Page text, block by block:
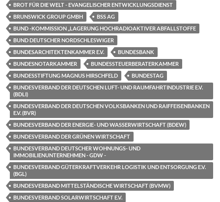
BROT FÜR DIE WELT - EVANGELISCHER ENTWICKLUNGSDIENST
BRUNSWICK GROUP GMBH
BSS AG
BUND -KOMMISSION „LAGERUNG HOCHRADIOAKTIVER ABFALLSTOFFE
BUND DEUTSCHER NORDSCHLESWIGER
BUNDESARCHITEKTENKAMMER E.V.
BUNDESBANK
BUNDESNOTARKAMMER
BUNDESSTEUERBERATERKAMMER
BUNDESSTIFTUNG MAGNUS HIRSCHFELD
BUNDESTAG
BUNDESVERBAND DER DEUTSCHEN LUFT- UND RAUMFAHRTINDUSTRIE E.V.
(BDLI)
BUNDESVERBAND DER DEUTSCHEN VOLKSBANKEN UND RAIFFEISENBANKEN
E.V. (BVR)
BUNDESVERBAND DER ENERGIE- UND WASSERWIRTSCHAFT (BDEW)
BUNDESVERBAND DER GRÜNEN WIRTSCHAFT
BUNDESVERBAND DEUTSCHER WOHNUNGS- UND
IMMOBILIENUNTERNEHMEN - GDW -
BUNDESVERBAND GÜTERKRAFTVERKEHR LOGISTIK UND ENTSORGUNG E.V.
(BGL)
BUNDESVERBAND MITTELSTÄNDISCHE WIRTSCHAFT (BVMW)
BUNDESVERBAND SOLARWIRTSCHAFT E.V.